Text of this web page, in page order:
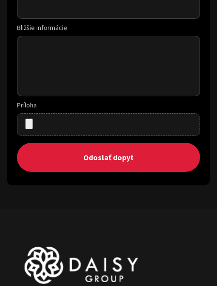
Bližšie informácie
Príloha
Odoslať dopyt